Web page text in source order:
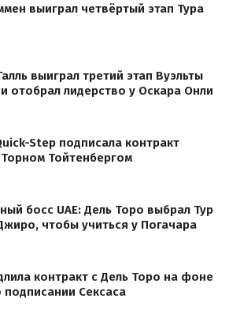
выиграл четвёртый этап Тура
выиграл третий этап Вуэльты
отобрал лидерство у Оскара Онли
Step подписала контракт
Тойтенбергом
босс UAE: Дель Торо выбрал Тур
чтобы учиться у Погачара
контракт с Дель Торо на фоне
подписании Сексаса